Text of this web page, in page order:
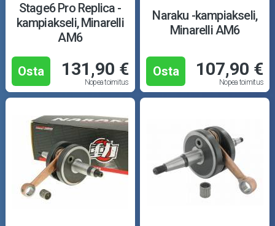
Stage6 Pro Replica -
kampiakseli, Minarelli
AM6
Osta 131,90 €
Nopea toimitus
Naraku -kampiakseli,
Minarelli AM6
Osta 107,90 €
Nopea toimitus